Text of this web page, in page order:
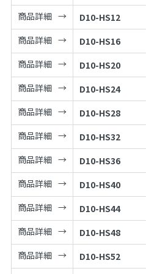
商品詳細
D10-HS12
商品詳細
D10-HS16
商品詳細
D10-HS20
商品詳細
D10-HS24
商品詳細
D10-HS28
商品詳細
D10-HS32
商品詳細
D10-HS36
商品詳細
D10-HS40
商品詳細
D10-HS44
商品詳細
D10-HS48
商品詳細
D10-HS52